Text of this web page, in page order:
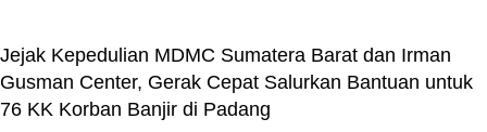
Jejak Kepedulian MDMC Sumatera Barat dan Irman
Gusman Center, Gerak Cepat Salurkan Bantuan untuk
76 KK Korban Banjir di Padang